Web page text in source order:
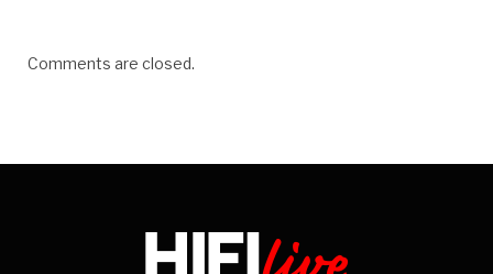
Comments are closed.